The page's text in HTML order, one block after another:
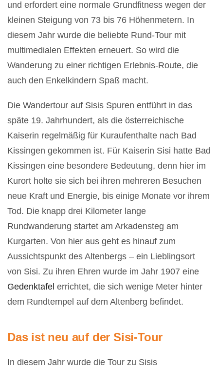
und erfordert eine normale Grundfitness wegen der
kleinen Steigung von 73 bis 76 Höhenmetern. In
diesem Jahr wurde die beliebte Rund-Tour mit
multimedialen Effekten erneuert. So wird die
Wanderung zu einer richtigen Erlebnis-Route, die
auch den Enkelkindern Spaß macht.
Die Wandertour auf Sisis Spuren entführt in das
späte 19. Jahrhundert, als die österreichische
Kaiserin regelmäßig für Kuraufenthalte nach Bad
Kissingen gekommen ist. Für Kaiserin Sisi hatte Bad
Kissingen eine besondere Bedeutung, denn hier im
Kurort holte sie sich bei ihren mehreren Besuchen
neue Kraft und Energie, bis einige Monate vor ihrem
Tod. Die knapp drei Kilometer lange
Rundwanderung startet am Arkadensteg am
Kurgarten. Von hier aus geht es hinauf zum
Aussichtspunkt des Altenbergs – ein Lieblingsort
von Sisi. Zu ihren Ehren wurde im Jahr 1907 eine
Gedenktafel errichtet, die sich wenige Meter hinter
dem Rundtempel auf dem Altenberg befindet.
Das ist neu auf der Sisi-Tour
In diesem Jahr wurde die Tour zu Sisis